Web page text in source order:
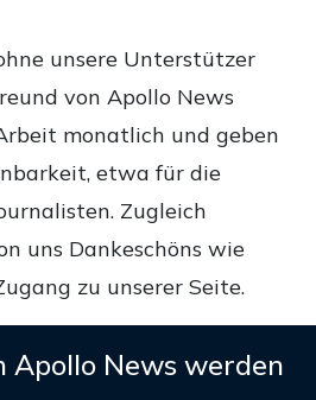
unsere Unterstützer
von Apollo News
monatlich und geben
etwa für die
Zugleich
uns Dankeschöns wie
zu unserer Seite.
Apollo News werden